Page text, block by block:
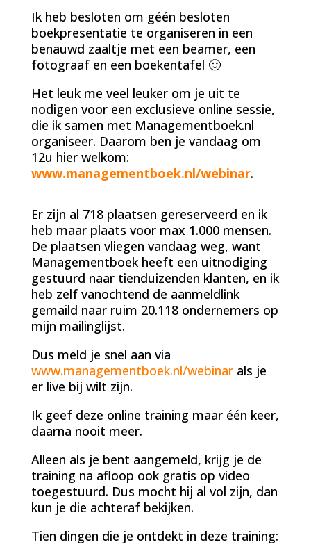
Ik heb besloten om géén besloten
boekpresentatie te organiseren in een
benauwd zaaltje met een beamer, een
fotograaf en een boekentafel 🙂
Het leuk me veel leuker om je uit te
nodigen voor een exclusieve online sessie,
die ik samen met Managementboek.nl
organiseer. Daarom ben je vandaag om
12u hier welkom:
www.managementboek.nl/webinar.
Er zijn al 718 plaatsen gereserveerd en ik
heb maar plaats voor max 1.000 mensen.
De plaatsen vliegen vandaag weg, want
Managementboek heeft een uitnodiging
gestuurd naar tienduizenden klanten, en ik
heb zelf vanochtend de aanmeldlink
gemaild naar ruim 20.118 ondernemers op
mijn mailinglijst.
Dus meld je snel aan via
www.managementboek.nl/webinarals je
er live bij wilt zijn.
Ik geef deze online training maar één keer,
daarna nooit meer.
Alleen als je bent aangemeld, krijg je de
training na afloop ook gratis op video
toegestuurd. Dus mocht hij al vol zijn, dan
kun je die achteraf bekijken.
Tien dingen die je ontdekt in deze training: